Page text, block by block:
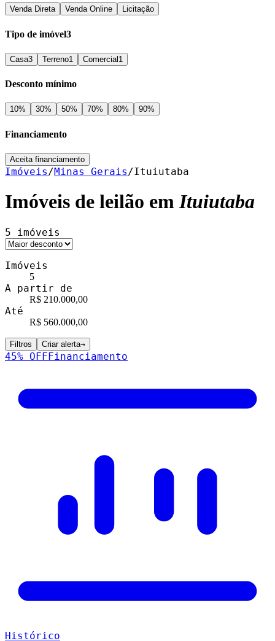
Venda Direta Venda Online Licitação
Tipo de imóvel3
Casa3 Terreno1 Comercial 1
Desconto mínimo
10% 30% 50% 70% 80% 90%
Financiamento
Aceita financiamento
Imóveis/Minas Gerais/Ituiutaba
Imóveis de leilão emItuiutaba
5 imóveis
Imóveis
5
A partir de
R$ 210.000,00
Até
R$ 560.000,00
Filtros Criar alerta→
45% OFFFinanciamento
Histórico